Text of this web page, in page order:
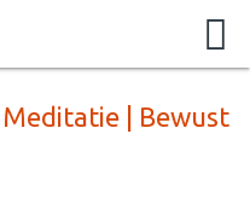
| Bewust